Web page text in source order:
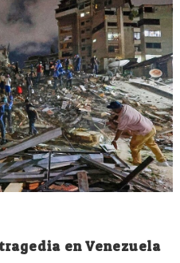
en Venezuela